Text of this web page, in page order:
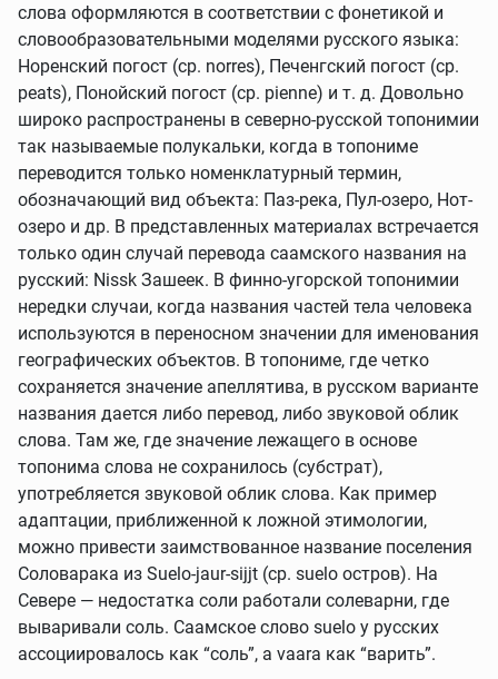
слова оформляются в соответствии с фонетикой и
словообразовательными моделями русского языка:
Норенский погост (ср. norres), Печенгский погост (ср.
peats), Понойский погост (ср. pienne) и т. д. Довольно
широко распространены в северно-русской топонимии
так называемые полукальки, когда в топониме
переводится только номенклатурный термин,
обозначающий вид объекта: Паз-река, Пул-озеро, Нот-
озеро и др. В представленных материалах встречается
только один случай перевода саамского названия на
русский: Nissk Зашеек. В финно-угорской топонимии
нередки случаи, когда названия частей тела человека
используются в переносном значении для именования
географических объектов. В топониме, где четко
сохраняется значение апеллятива, в русском варианте
названия дается либо перевод, либо звуковой облик
слова. Там же, где значение лежащего в основе
топонима слова не сохранилось (субстрат),
употребляется звуковой облик слова. Как пример
адаптации, приближенной к ложной этимологии,
можно привести заимствованное название поселения
Соловарака из Suelo-jaur-sijjt (ср. suelo остров). На
Севере — недостатка соли работали солеварни, где
вываривали соль. Саамское слово suelo у русских
ассоциировалось как “соль”, a vaara как “варить”.